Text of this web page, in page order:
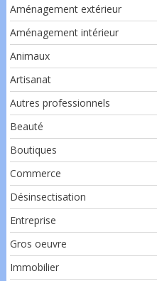
Aménagement extérieur
Aménagement intérieur
Animaux
Artisanat
Autres professionnels
Beauté
Boutiques
Commerce
Désinsectisation
Entreprise
Gros oeuvre
Immobilier